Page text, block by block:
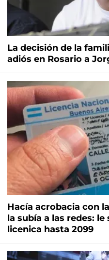
La decisión de la
adiós en Rosario a
Hacía acrobacia con
la subía a las redes:
licenica hasta 2099